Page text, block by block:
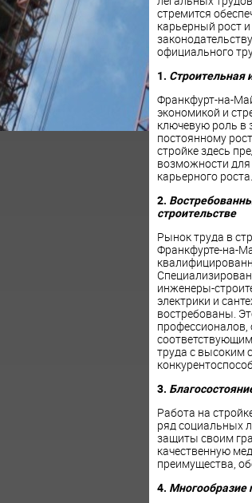
стремится
карьерный рост
официального
1. Строительная
Франкфурт-на-
экономикой и
ключевую роль в
постоянному
стройке здесь
возможности для
карьерного роста.
2.
строительстве
Рынок труда в
Франкфурте-на-
инженеры-
электрики и
востребованы.
труда с высоким
3.
Работа на
ряд социальных
защиты своим
качественную
преимущества,
4. Многообразие